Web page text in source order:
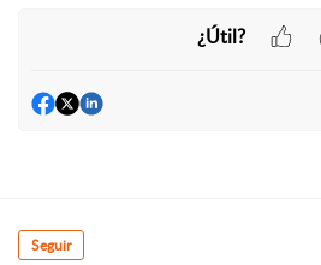
¿Útil?
Seguir